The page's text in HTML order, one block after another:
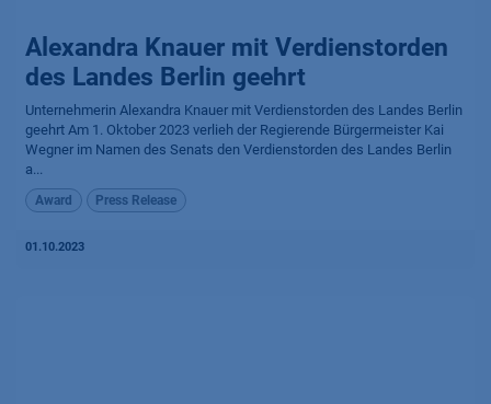
Alexandra Knauer mit Verdienst­orden
des Landes Berlin geehrt
Unternehmerin Alexandra Knauer mit Verdienstorden des Landes Berlin
geehrt Am 1. Oktober 2023 verlieh der Regierende Bürgermeister Kai
Wegner im Namen des Senats den Verdienstorden des Landes Berlin
a...
Award Press Release
01.10.2023